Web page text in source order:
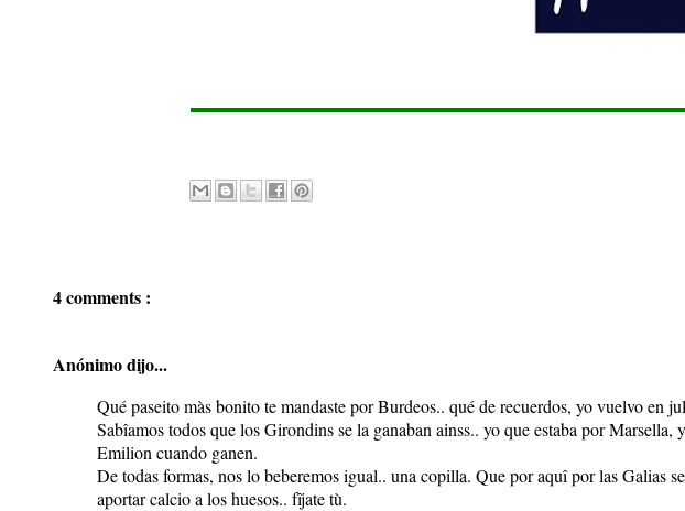
4 comments :
Anónimo dijo...
Qué paseito màs bonito te mandaste por Burdeos.. qué de recuerdos, yo vuelvo en
Sabîamos todos que los Girondins se la ganaban ainss.. yo que estaba por
Emilion cuando ganen.
De todas formas, nos lo beberemos igual.. una copilla. Que por aquî por las Galias
aportar calcio a los huesos.. fîjate tù.